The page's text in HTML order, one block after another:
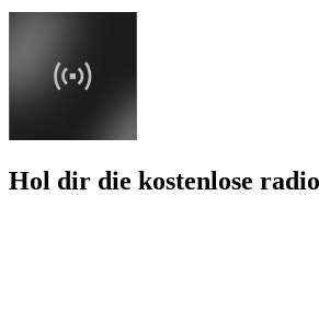
Hol dir die kostenlose